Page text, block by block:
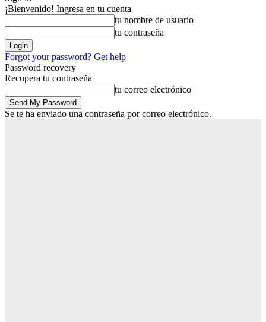
¡Bienvenido! Ingresa en tu cuenta
tu nombre de usuario
tu contraseña
Forgot your password? Get help
Password recovery
Recupera tu contraseña
tu correo electrónico
Se te ha enviado una contraseña por correo electrónico.